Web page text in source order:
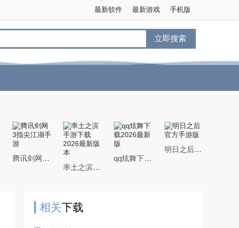
手机版
最新游戏
最新软件
立即搜索
腾讯剑网3指尖江湖手游
率土之滨手游下载2026最新版本
qq炫舞下载2026最新版
明日之后官方手游版
相关下载